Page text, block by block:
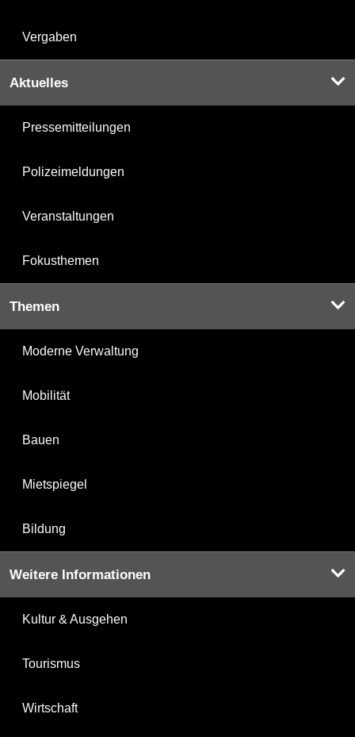
Vergaben
Aktuelles
Pressemitteilungen
Polizeimeldungen
Veranstaltungen
Fokusthemen
Themen
Moderne Verwaltung
Mobilität
Bauen
Mietspiegel
Bildung
Weitere Informationen
Kultur & Ausgehen
Tourismus
Wirtschaft